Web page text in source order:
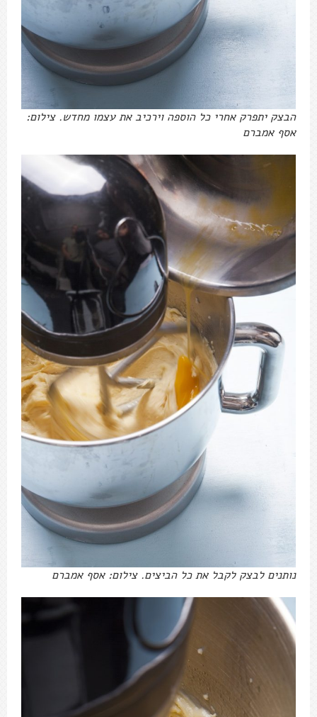
הבצק יתפרק אחרי כל הוספה וירכיב את עצמו מחדש. צילום:
אסף אמברם
נותנים לבצק לקבל את כל הביצים. צילום: אסף אמברם